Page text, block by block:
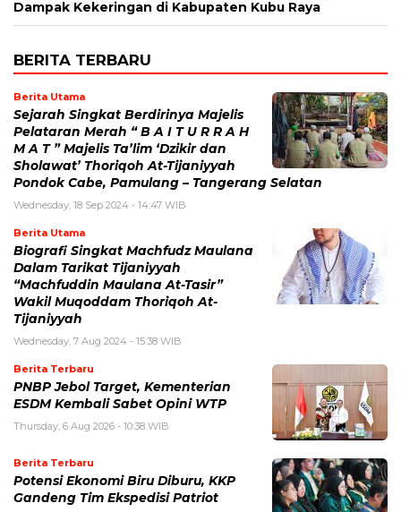
Dampak Kekeringan di Kabupaten Kubu Raya
BERITA TERBARU
Berita Utama
Sejarah Singkat Berdirinya Majelis
Pelataran Merah “ B A I T U R R A H
M A T ” Majelis Ta’lim ‘Dzikir dan
Sholawat’ Thoriqoh At-Tijaniyyah
Pondok Cabe, Pamulang – Tangerang Selatan
Wednesday, 18 Sep 2024 - 14:47 WIB
Berita Utama
Biografi Singkat Machfudz Maulana
Dalam Tarikat Tijaniyyah
“Machfuddin Maulana At-Tasir”
Wakil Muqoddam Thoriqoh At-
Tijaniyyah
Wednesday, 7 Aug 2024 - 15:38 WIB
Berita Terbaru
PNBP Jebol Target, Kementerian
ESDM Kembali Sabet Opini WTP
Thursday, 6 Aug 2026 - 10:38 WIB
Berita Terbaru
Potensi Ekonomi Biru Diburu, KKP
Gandeng Tim Ekspedisi Patriot